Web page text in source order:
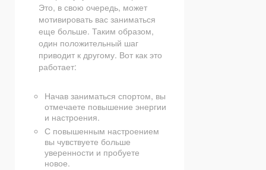
Это, в свою очередь, может
мотивировать вас заниматься
еще больше. Таким образом,
один положительный шаг
приводит к другому. Вот как это
работает:
Начав заниматься спортом, вы
отмечаете повышение энергии
и настроения.
С повышенным настроением
вы чувствуете больше
уверенности и пробуете
новое.